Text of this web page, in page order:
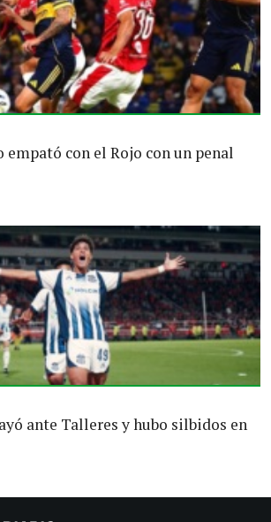
con el Rojo con un penal
ante Talleres y hubo silbidos en